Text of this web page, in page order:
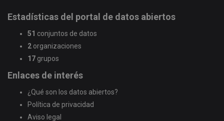
Estadísticas del portal de datos abiertos
51 conjuntos de datos
2 organizaciones
17 grupos
Enlaces de interés
¿Qué son los datos abiertos?
Política de privacidad
Aviso legal